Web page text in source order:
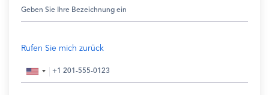
Rufen Sie mich zurück